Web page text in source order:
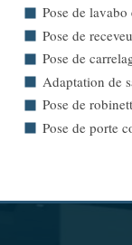
Pose de
Pose de
Pose de
Adaptation de
Pose de
Pose de porte